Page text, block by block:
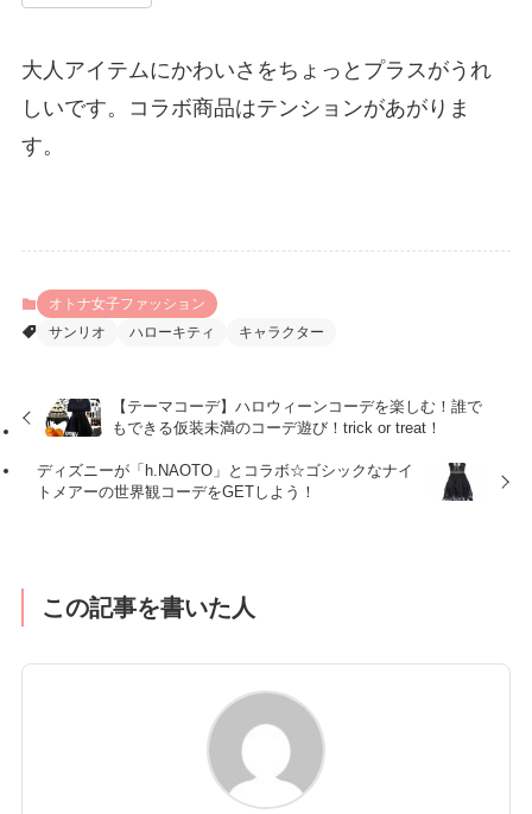
大人アイテムにかわいさをちょっとプラスがうれ
しいです。コラボ商品はテンションがあがりま
す。
オトナ女子ファッション
サンリオ
ハローキティ キャラクター
【テーマコーデ】ハロウィーンコーデを楽しむ！誰で
もできる仮装未満のコーデ遊び！trick or treat！
ディズニーが「h.NAOTO」とコラボ☆ゴシックなナイ
トメアーの世界観コーデをGETしよう！
この記事を書いた人